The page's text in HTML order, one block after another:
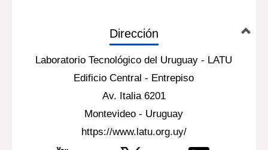
Dirección
Laboratorio Tecnológico del Uruguay - LATU
Edificio Central - Entrepiso
Av. Italia 6201
Montevideo - Uruguay
https://www.latu.org.uy/